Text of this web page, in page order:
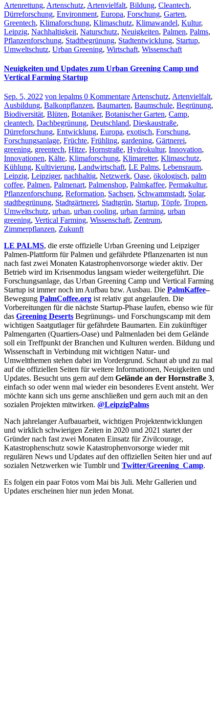
Artenrettung, Artenschutz, Artenvielfalt, Bildung, Cleantech,
Dürreforschung, Environment, Europa, Forschung, Garten,
Greentech, Klimaforschung, Klimaschutz, Klimawandel, Kultur,
Leipzig, Nachhaltigkeit, Naturschutz, Neuigkeiten, Palmen, Palms,
Pflanzenforschung, Stadtbegrünung, Stadtentwicklung, Startup,
Umweltschutz, Urban Greening, Wirtschaft, Wissenschaft
Neuigkeiten und Updates zum Urban Greening Camp und
Vertical Farming Startup
Sep. 5, 2022 von lepalms 0 Kommentare Artenschutz, Artenvielfalt,
Ausbildung, Balkonpflanzen, Baumarten, Baumschule, Begrünung,
Biodiversität, Blüten, Botaniker, Botanischer Garten, Camp,
cleantech, Dachbegrünung, Deutschland, Dieskaustraße,
Dürreforschung, Entwicklung, Europa, exotisch, Forschung,
Forschungsanlage, Früchte, Frühling, gardening, Gärtnerei,
greening, greentech, Hitze, Hornstraße, Hydrokultur, Innovation,
Innovationen, Kälte, Klimaforschung, Klimaretter, Klimaschutz,
Kühlung, Kultivierung, Landwirtschaft, LE Palms, Lebensraum,
Leipzig, Leipziger, nachhaltig, Netzwerk, Oase, ökologisch, palm
coffee, Palmen, Palmenart, Palmenshop, Palmkaffee, Permakultur,
Pflanzenforschung, Reformation, Sachsen, Schwammstadt, Solar,
stadtbegrünung, Stadtgärtnerei, Stadtgrün, Startup, Töpfe, Tropen,
Umweltschutz, urban, urban cooling, urban farming, urban
greening, Vertical Farming, Wissenschaft, Zentrum,
Zimmerpflanzen, Zukunft
LE PALMS, die erste offizielle Urban Greening und Leipziger
Palmen-Plattform für Palmen und gefährdete Pflanzenarten ist nun
nach fast zwei Monaten Katastrophenvorsorge wieder aktiv. Der
Betrieb wird im Krisenmodus langsam wieder weitergeführt. Die
Forschungsanlage, das Urban Greening Camp und Vertical Farming
Startup ist immer noch im Aufbau bzw. Ausbau. Die PalmKaffee–
Bewegung PalmCoffee.org ist relativ gut angelaufen. Die
Vorbereitungen für die nächste Startup-Phase laufen, ebenso wie für
das Greening Deserts Begrünungs- und Forschungscamp mit dem
wichtigen Saatgutlager für gefährdete Baumarten. Ein zukünftiger
Palmengarten (Quartiers-Oase) und Palmenladen bei dem Gelände
soll ein Treffpunkt der Branchen und Kulturen werden. Bildung und
Wissenschaft in Verbindung mit wichtigen Natur- und
Umweltthemen stehen dabei im Vordergrund. Schaut ab und zu mal
auf die offiziellen Seiten für weitere Informationen, Neuigkeiten und
Updates. Besucht uns gern auf dem Gelände an der Hornstraße 3,
einfach so oder wenn mal wieder ein besonderes Event ansteht. Wer
möchte kann sich uns gerne anschließen und gern auch mit an den
sozialen Projekten mitwirken. @LeipzigPalms
Nach jahrelanger Aufbauarbeit, wichtigen Projektentwicklungen
und wirklich schwierigen Zeiten in 2020 und 2021 startet der
Gründer nach fast zwei Monaten Einsatz für Zivilcourage,
Katastrophenschutz sowie Katastrophenvorsorge wieder mit
regulären News und Updates auf den offiziellen Seiten hier und auf
sozialen Netzwerken wie Tumblr und Twitter/Greening_Camp.
Es folgen ein paar Fotos vom Mai bis Juli. Mehr Gallerien und
Updates erscheinen hier nun jeden Monat.